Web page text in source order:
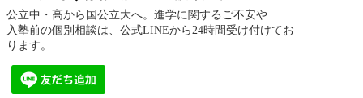
公立中・高から国公立大へ。進学に関するご不安や
入塾前の個別相談は、公式LINEから24時間受け付けてお
ります。